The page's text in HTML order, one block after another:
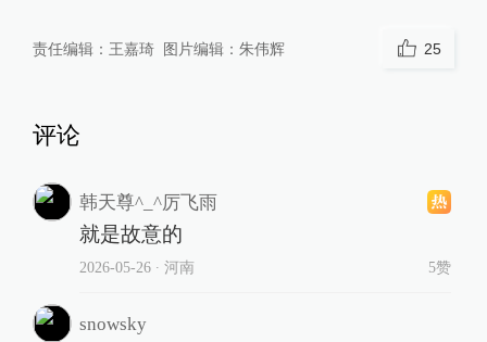
责任编辑： 王嘉琦 图片编辑： 朱伟辉 25
评论
韩天尊^_^厉飞雨
就是故意的
2026-05-26∙ 河南 5赞
snowsky